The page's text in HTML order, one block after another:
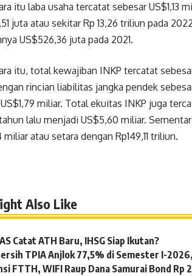
itu laba usaha tercatat sebesar US$1,13
juta atau sekitar Rp 13,26 triliun pada
US$526,36 juta pada 2021.
itu, total kewajiban INKP tercatat
rincian liabilitas jangka pendek
miliar. Total ekuitas INKP juga
lalu menjadi US$5,60 miliar.
miliar atau setara dengan Rp149,11 triliun.
Also Like
Catat ATH Baru, IHSG Siap Ikutan?
TPIA Anjlok 77,5% di Semester I-
FTTH, WIFI Raup Dana Samurai Bond Rp